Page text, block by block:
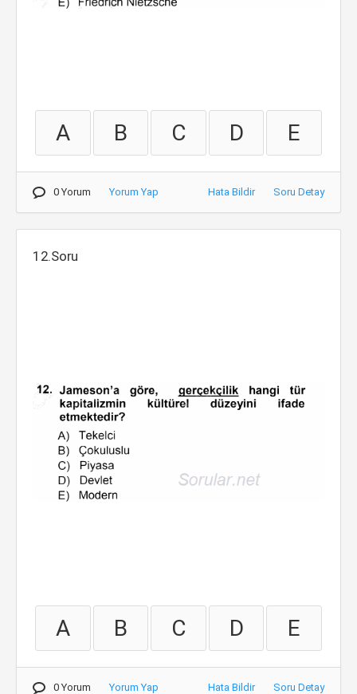
A B C D E
0 Yorum Yorum Yap Hata Bildir Soru Detay
12.Soru
A B C D E
0 Yorum Yorum Yap Hata Bildir Soru Detay